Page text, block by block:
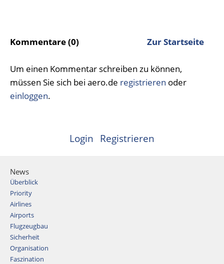
Kommentare (0) Zur Startseite
Um einen Kommentar schreiben zu können,
müssen Sie sich bei aero.de registrieren oder
einloggen.
Login Registrieren
News
Überblick
Priority
Airlines
Airports
Flugzeugbau
Sicherheit
Organisation
Faszination